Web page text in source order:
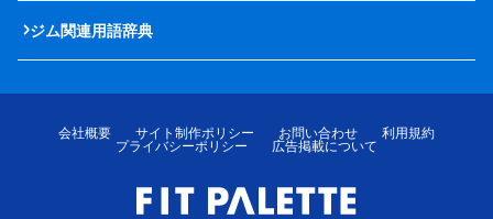
ジム関連用語辞典
会社概要 サイト制作ポリシー お問い合わせ
利用規約
プライバシーポリシー
広告掲載について